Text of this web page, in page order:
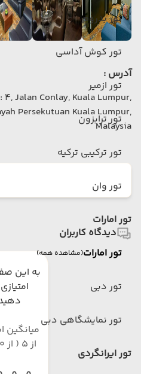
تور بدروم
تور کوش آداسی
تور ازمیر
تور ترابزون
تور ترکیبی ترکیه
تور وان
تور امارات
تور امارات(مشاهده همه)
تور دبی
تور نمایشگاهی دبی
تور ایرانگردی
آدرس :
Jalan Conlay, Kuala Lumpur,
Persekutuan Kuala Lumpur,
Malaysia
دیدگاه کاربران
به این
از 5 ( از 0 رای )